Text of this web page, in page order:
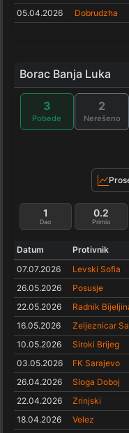
05.04.2026 Dobrudzha
Borac Banja Luka
3
Pobede
2
Nerešeno
Dao
1
Primio
0.2
Datum Protivnik
07.07.2026
Levski Sofia
26.05.2026 Posusje
22.05.2026 Radnik
16.05.2026 Zeljeznicar
10.05.2026 Siroki Brijeg
03.05.2026 FK Sarajevo
26.04.2026 Sloga Doboj
22.04.2026 Zrinjski
18.04.2026 Velez